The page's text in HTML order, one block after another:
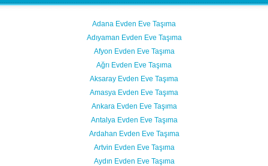
Adana Evden Eve Taşıma
Adıyaman Evden Eve Taşıma
Afyon Evden Eve Taşıma
Ağrı Evden Eve Taşıma
Aksaray Evden Eve Taşıma
Amasya Evden Eve Taşıma
Ankara Evden Eve Taşıma
Antalya Evden Eve Taşıma
Ardahan Evden Eve Taşıma
Artvin Evden Eve Taşıma
Aydın Evden Eve Taşıma